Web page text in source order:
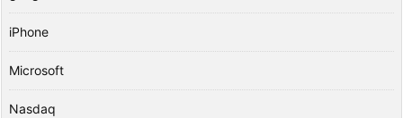
iPhone
Microsoft
Nasdaq